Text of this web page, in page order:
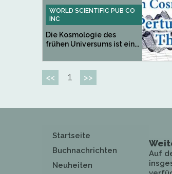
WORLD SCIENTIFIC PUB CO
INC
Die Kosmologie des
frühen Universums ist ein...
<< 1 >>
Startseite
Buchnachrichten
Neuheiten
Auf